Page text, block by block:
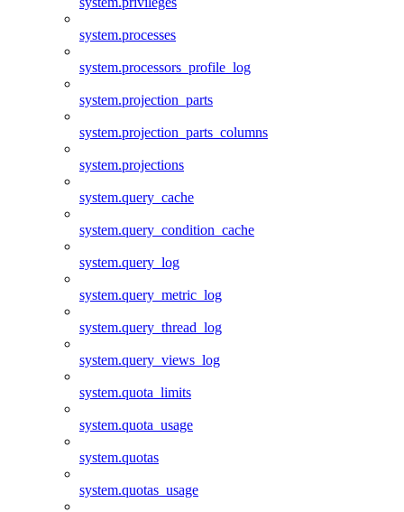
system.processes
system.processors_profile_log
system.projection_parts
system.projection_parts_columns
system.projections
system.query_cache
system.query_condition_cache
system.query_log
system.query_metric_log
system.query_thread_log
system.query_views_log
system.quota_limits
system.quota_usage
system.quotas
system.quotas_usage